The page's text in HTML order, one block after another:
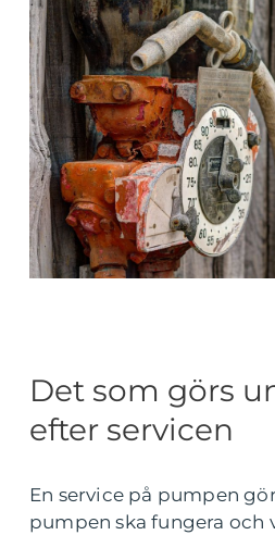
Det som görs
efter servicen
En service på pumpen
pumpen ska fungera och